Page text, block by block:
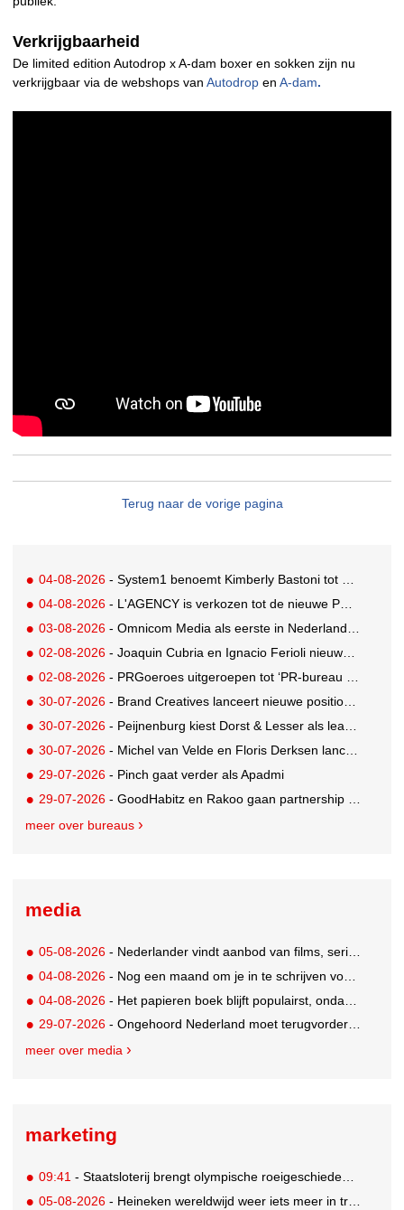
Verkrijgbaarheid
De limited edition Autodrop x A-dam boxer en sokken zijn nu
verkrijgbaar via de webshops van Autodrop en A-dam.
Terug naar de vorige pagina
04-08-2026 - System1 benoemt Kimberly Bastoni tot Gobal Chief Commercial Officer
04-08-2026 - L'AGENCY is verkozen tot de nieuwe PR-partner van KoRo
03-08-2026 - Omnicom Media als eerste in Nederland actief met advertenties in ChatGPT
02-08-2026 - Joaquin Cubria en Ignacio Ferioli nieuwe Global CCO’s GUT, Renata Neumann Global Head of Production
02-08-2026 - PRGoeroes uitgeroepen tot ‘PR-bureau van het jaar 2026’
30-07-2026 - Brand Creatives lanceert nieuwe positionering: Create to Celebrate
30-07-2026 - Peijnenburg kiest Dorst & Lesser als lead social agency
30-07-2026 - Michel van Velde en Floris Derksen lanceren I.C.Y. group: drie specialistische bureaus, één visie op groei
29-07-2026 - Pinch gaat verder als Apadmi
29-07-2026 - GoodHabitz en Rakoo gaan partnership aan voor geïntegreerde talentontwikkeling
meer over bureaus
media
05-08-2026 - Nederlander vindt aanbod van films, series en sport vaak versnipperd
04-08-2026 - Nog een maand om je in te schrijven voor de Mercurs 2026
04-08-2026 - Het papieren boek blijft populairst, ondanks digitale alternatieven
29-07-2026 - Ongehoord Nederland moet terugvordering betalen aan Commissariaat voor de Media
meer over media
marketing
09:41 - Staatsloterij brengt olympische roeigeschiedenis tot leven voor WK Roeien
05-08-2026 - Heineken wereldwijd weer iets meer in trek